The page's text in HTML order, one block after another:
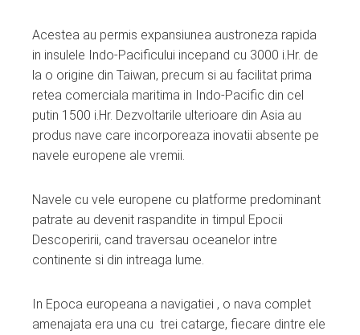
Acestea au permis expansiunea austroneza rapida
in insulele Indo-Pacificului incepand cu 3000 i.Hr. de
la o origine din Taiwan, precum si au facilitat prima
retea comerciala maritima in Indo-Pacific din cel
putin 1500 i.Hr. Dezvoltarile ulterioare din Asia au
produs nave care incorporeaza inovatii absente pe
navele europene ale vremii.
Navele cu vele europene cu platforme predominant
patrate au devenit raspandite in timpul Epocii
Descoperirii, cand traversau oceanelor intre
continente si din intreaga lume.
In Epoca europeana a navigatiei , o nava complet
amenajata era una cu trei catarge, fiecare dintre ele